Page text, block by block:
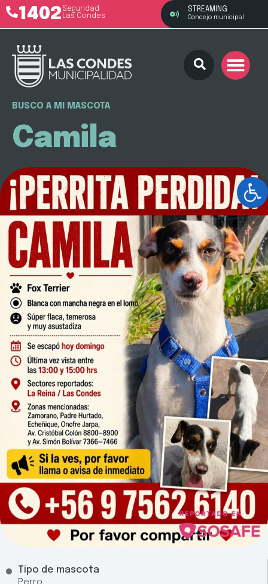
1402 Seguridad
Las Condes
STREAMING
Concejo municipal
BUSCO A MI MASCOTA
Camila
Tipo de mascota
Perro